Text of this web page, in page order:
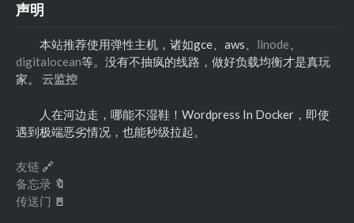
声明
本站推荐使用弹性主机，诸如gce、aws、 linode
digitalocean等。没有不抽疯的线路，做好负载均衡才是真玩
家。 云监控
人在河边走，哪能不湿鞋！Wordpress In Docker，即使
遇到极端恶劣情况，也能秒级拉起。
友链 🔗
备忘录 🔖
传送门 🚪